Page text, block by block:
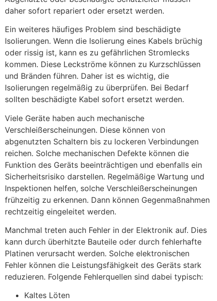
daher sofort repariert oder ersetzt werden.
Ein weiteres häufiges Problem sind beschädigte
Isolierungen. Wenn die Isolierung eines Kabels brüchig
oder rissig ist, kann es zu gefährlichen Stromlecks
kommen. Diese Leckströme können zu Kurzschlüssen
und Bränden führen. Daher ist es wichtig, die
Isolierungen regelmäßig zu überprüfen. Bei Bedarf
sollten beschädigte Kabel sofort ersetzt werden.
Viele Geräte haben auch mechanische
Verschleißerscheinungen. Diese können von
abgenutzten Schaltern bis zu lockeren Verbindungen
reichen. Solche mechanischen Defekte können die
Funktion des Geräts beeinträchtigen und ebenfalls ein
Sicherheitsrisiko darstellen. Regelmäßige Wartung und
Inspektionen helfen, solche Verschleißerscheinungen
frühzeitig zu erkennen. Dann können Gegenmaßnahmen
rechtzeitig eingeleitet werden.
Manchmal treten auch Fehler in der Elektronik auf. Dies
kann durch überhitzte Bauteile oder durch fehlerhafte
Platinen verursacht werden. Solche elektronischen
Fehler können die Leistungsfähigkeit des Geräts stark
reduzieren. Folgende Fehlerquellen sind dabei typisch:
Kaltes Löten